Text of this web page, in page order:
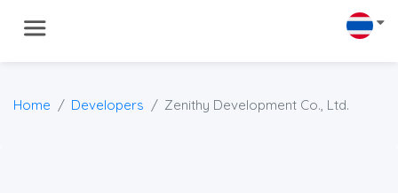
Home Developers Zenithy Development Co., Ltd.